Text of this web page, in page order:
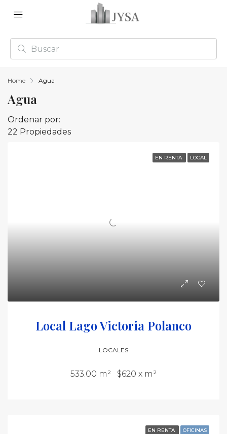
Home Agua
Agua
22 Propiedades
Ordenar por:
EN RENTA LOCAL
Local Lago Victoria Polanco
LOCALES
533.00 m² $620 x m²
EN RENTA OFICINAS